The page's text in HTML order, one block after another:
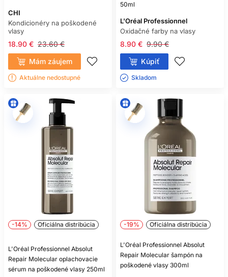
CHI
Kondicionéry na poškodené
vlasy
23.60 €
18.90 €
Mám záujem
Aktuálne nedostupné
50ml
L'Oréal Professionnel
Oxidačné farby na vlasy
9.90 €
8.90 €
Kúpiť
Skladom ㅤ
-14% Oficiálna distribúcia
L'Oréal Professionnel Absolut
Repair Molecular oplachovacie
sérum na poškodené vlasy 250ml
-19% Oficiálna distribúcia
L'Oréal Professionnel Absolut
Repair Molecular šampón na
poškodené vlasy 300ml